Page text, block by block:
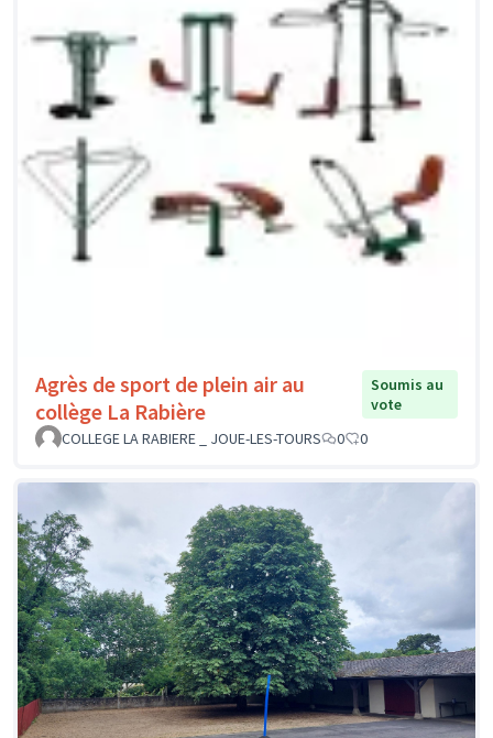
Agrès de sport de plein air au
collège La Rabière
Soumis au
vote
COLLEGE LA RABIERE _ JOUE-LES-TOURS
0 0